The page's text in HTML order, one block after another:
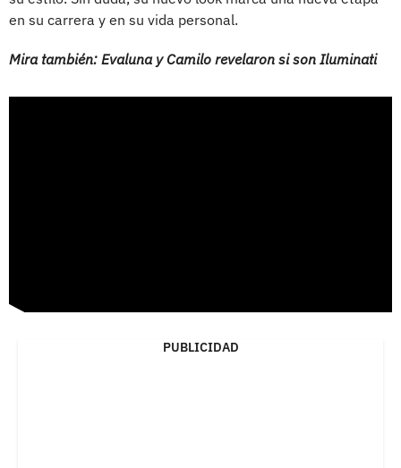
en su carrera y en su vida personal.
Mira también: Evaluna y Camilo revelaron si son Iluminati
PUBLICIDAD